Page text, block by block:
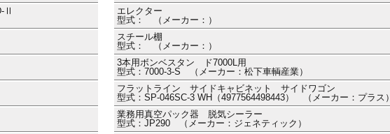
Ⅱ
エレクター
型式： （メーカー：）
スチール棚
型式： （メーカー：）
3本用ボンベスタン ド7000L用
型式：7000-3-S （メーカー：松下車輌産業）
フラットライン サイドキャビネット サイドワゴン
型式：SP-046SC-3 WH（4977564498443） （メーカー：プラス）
業務用真空パック器 脱気シーラー
型式：JP290 （メーカー：ジェネティック）